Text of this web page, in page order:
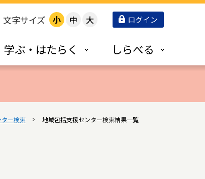
文字サイズ 小 中 大 ログイン
学ぶ・はたらく しらべる
ー検索 地域包括支援センター検索結果一覧